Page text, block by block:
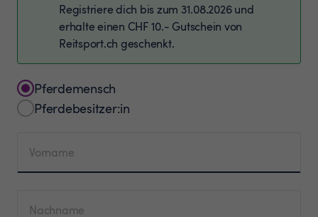
Registriere dich bis zum 31.08.2026 und
erhalte einen CHF 10.- Gutschein von
Reitsport.ch geschenkt.
Pferdemensch
Pferdebesitzer:in
Vorname
Nachname